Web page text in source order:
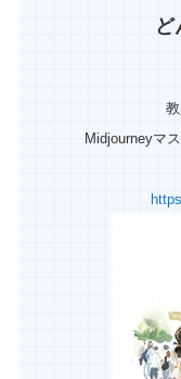
Midjourneyマ